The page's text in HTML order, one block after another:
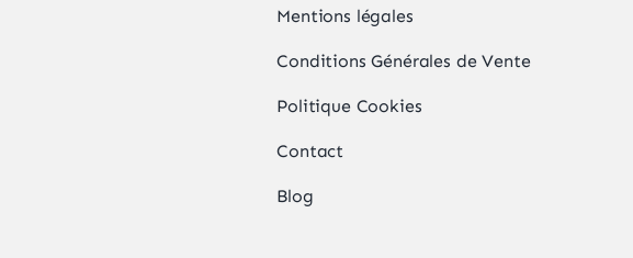
Mentions légales
Conditions Générales de Vente
Politique Cookies
Contact
Blog